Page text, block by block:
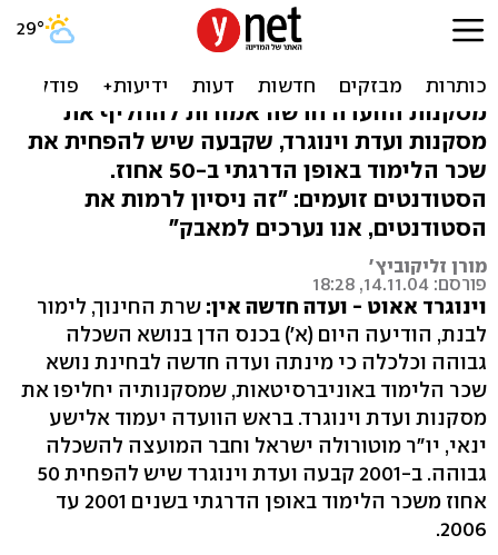
ועדה חדשה תבחן את שכר
הלימוד באוניברסיטאות
מסקנות הוועדה חדשה אמורות להחליף את
מסקנות ועדת וינוגרד, שקבעה שיש להפחית את
שכר הלימוד באופן הדרגתי ב-50 אחוז.
הסטודנטים זועמים: "זה ניסיון לרמות את
הסטודנטים, אנו נערכים למאבק"
מורן זליקוביץ'
פורסם: 14.11.04, 18:28
וינוגרד אאוט - ועדה חדשה אין: שרת החינוך, לימור
לבנת, הודיעה היום (א') בכנס הדן בנושא השכלה
גבוהה וכלכלה כי מינתה ועדה חדשה לבחינת נושא
שכר הלימוד באוניברסיטאות, שמסקנותיה יחליפו את
מסקנות ועדת וינוגרד. בראש הוועדה יעמוד אלישע
ינאי, יו"ר מוטורולה ישראל וחבר המועצה להשכלה
גבוהה. ב-2001 קבעה ועדת וינוגרד שיש להפחית 50
אחוז משכר הלימוד באופן הדרגתי בשנים 2001 עד
2006.